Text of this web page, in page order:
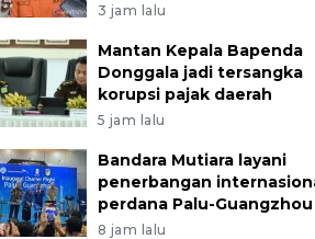
3 jam lalu
Mantan Kepala Bapenda
Donggala jadi tersangka
korupsi pajak daerah
5 jam lalu
Bandara Mutiara layani
penerbangan
perdana Palu-Guangzhou
8 jam lalu